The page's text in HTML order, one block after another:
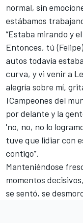
normal, sin
estábamos
“Estaba mirando y
Entonces, tú
autos todavía
curva, y vi venir a
alegría sobre mí,
¡Campeones del
por delante y la
'no, no, no lo
tuve que lidiar con
contigo”.
Manteniéndose
momentos
se sentó, se